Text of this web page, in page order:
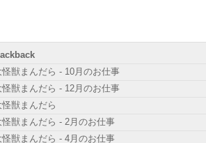
怪獣まんだら - 10月のお仕事
怪獣まんだら - 12月のお仕事
獣まんだら
怪獣まんだら - 2月のお仕事
怪獣まんだら - 4月のお仕事